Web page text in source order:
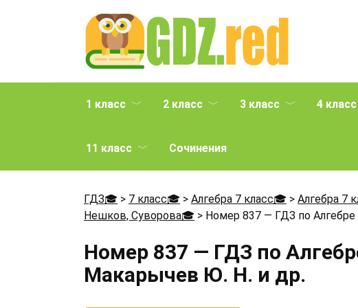
1 класс 2 класс 3 класс 4 класс
11 класс Сочинения
ГДЗ🎓 > 7 класс🎓 > Алгебра 7 класс🎓 > Алгебра 7
Нешков, Суворова🎓 > Номер 837 — ГДЗ по
Номер 837 — ГДЗ по
Макарычев Ю. Н. и др.